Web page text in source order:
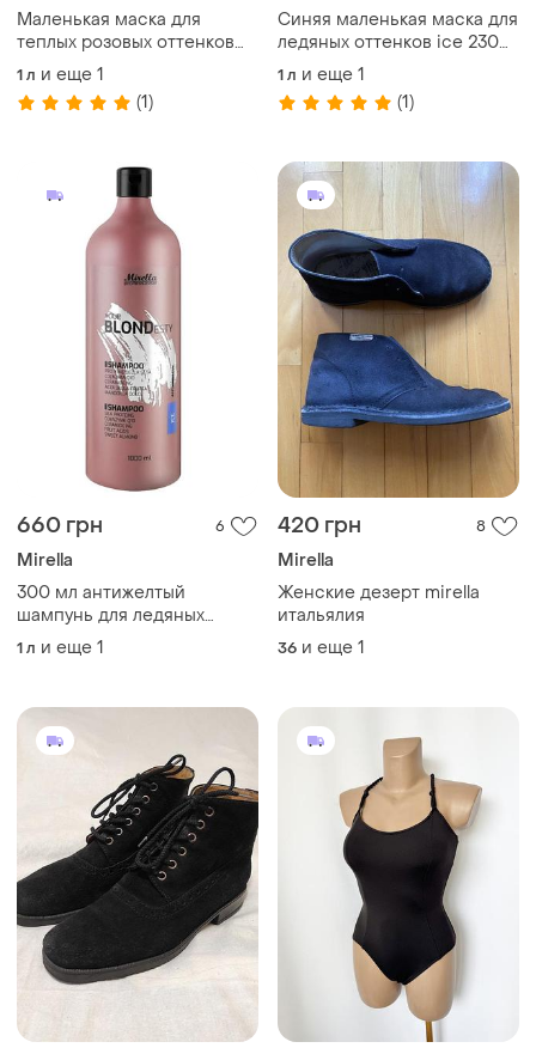
Маленькая маска для
теплых розовых оттенков
230 мл mirella pink your
blondesty anti-yellow
1 л и еще 1
(1)
Синяя маленькая маска для
ледяных оттенков ice 230
мл mirella your blondesty
anti-yellow
1 л и еще 1
(1)
660 грн 6
Mirella
300 мл антижелтый
шампунь для ледяных
оттенков блонд mirella ice
your blondesty цвет синий
1 л и еще 1
420 грн 8
Mirella
Женские дезерт mirella
итальялия
36 и еще 1